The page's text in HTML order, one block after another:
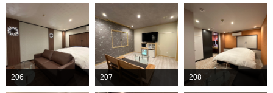
206 207 208